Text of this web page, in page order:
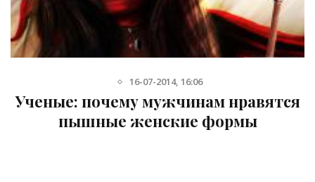
16-07-2014, 16:06
почему мужчинам нравятся
пышные женские формы